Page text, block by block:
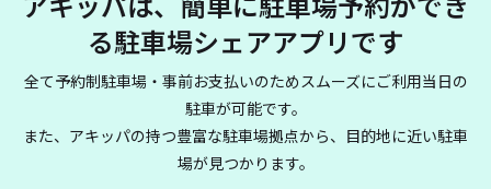
る駐車場シェアアプリです
全て予約制駐車場・事前お支払いのためスムーズにご利用当日の
駐車が可能です。
また、アキッパの持つ豊富な駐車場拠点から、目的地に近い駐車
場が見つかります。